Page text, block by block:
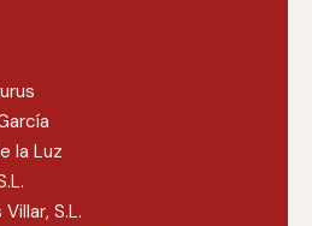
la Luz
S.L.